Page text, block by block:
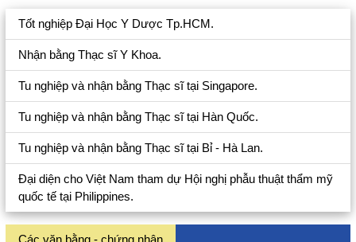
Tốt nghiệp Đại Học Y Dược Tp.HCM.
Nhận bằng Thạc sĩ Y Khoa.
Tu nghiệp và nhận bằng Thạc sĩ tại Singapore.
Tu nghiệp và nhận bằng Thạc sĩ tại Hàn Quốc.
Tu nghiệp và nhận bằng Thạc sĩ tại Bỉ - Hà Lan.
Đại diện cho Việt Nam tham dự Hội nghị phẫu thuật thẩm mỹ
quốc tế tại Philippines.
Các văn bằng - chứng nhận